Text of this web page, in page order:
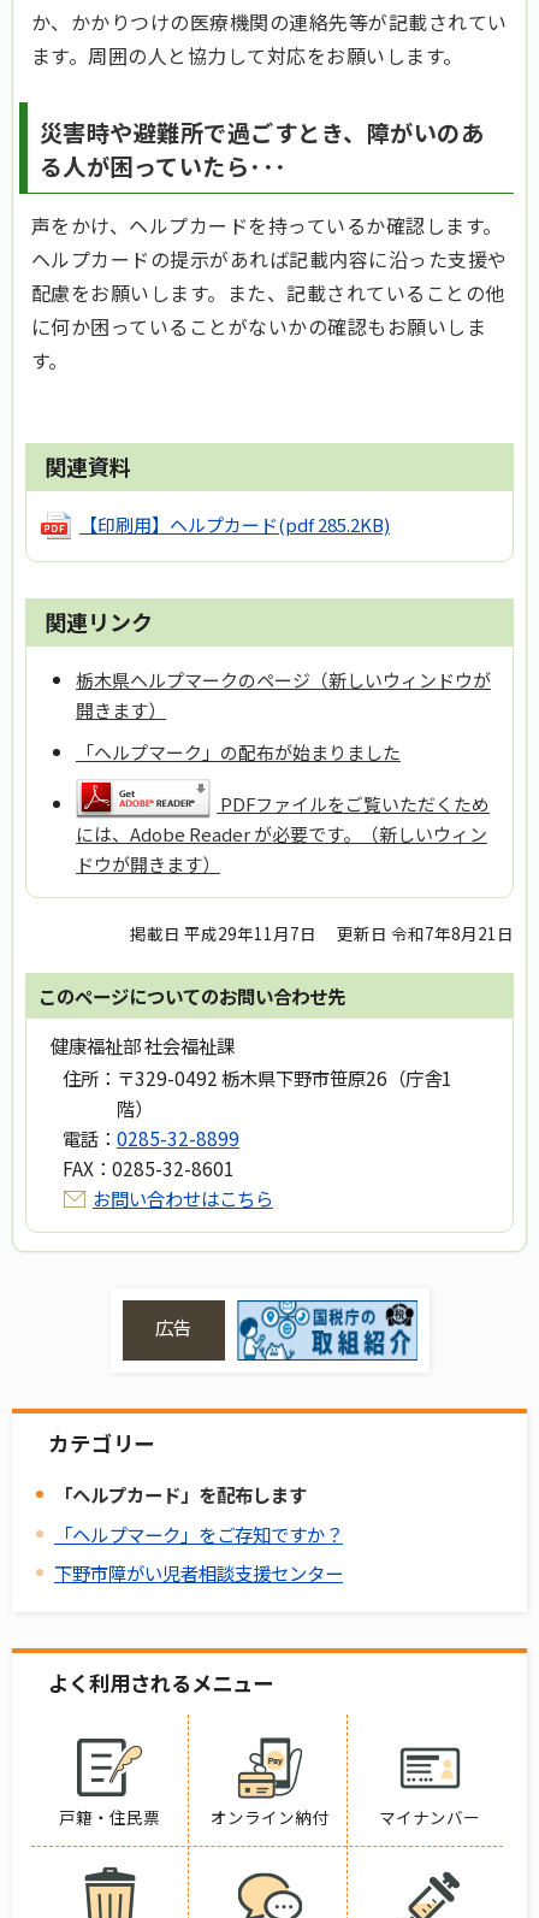
か、かかりつけの医療機関の連絡先等が記載されてい
ます。周囲の人と協力して対応をお願いします。
災害時や避難所で過ごすとき、障がいのあ
る人が困っていたら･･･
声をかけ、ヘルプカードを持っているか確認します。
ヘルプカードの提示があれば記載内容に沿った支援や
配慮をお願いします。また、記載されていることの他
に何か困っていることがないかの確認もお願いしま
す。
関連資料
【印刷用】ヘルプカード(pdf 285.2KB)
関連リンク
栃木県ヘルプマークのページ（新しいウィンドウが
開きます）
「ヘルプマーク」の配布が始まりました
PDFファイルをご覧いただくため
には、Adobe Reader が必要です。（新しいウィン
ドウが開きます）
掲載日 平成29年11月7日 更新日 令和7年8月21日
このページについてのお問い合わせ先
健康福祉部 社会福祉課
住所： 〒329-0492 栃木県下野市笹原26（庁舎1
階）
電話： 0285-32-8899
FAX： 0285-32-8601
お問い合わせはこちら
広告
カテゴリー
「ヘルプカード」を配布します
「ヘルプマーク」をご存知ですか？
下野市障がい児者相談支援センター
よく利用されるメニュー
戸籍・住民票 オンライン納付 マイナンバー